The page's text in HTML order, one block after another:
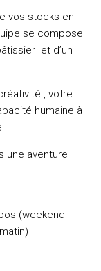
vos stocks en
se compose
et d’un
, votre
humaine à
une aventure
(weekend